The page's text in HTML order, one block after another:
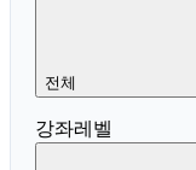
전체
강좌레벨